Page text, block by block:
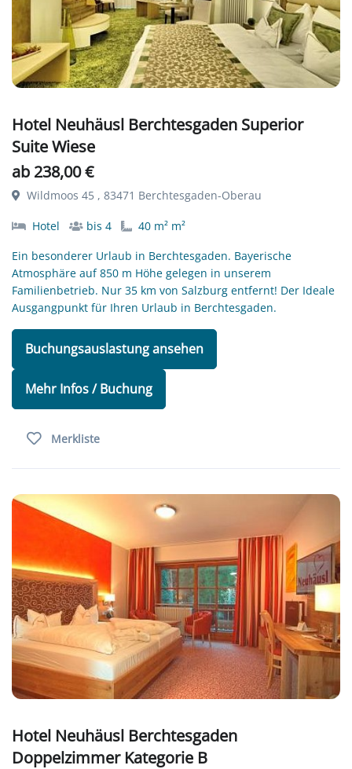
Hotel Neuhäusl Berchtesgaden Superior
Suite Wiese
ab 238,00 €
Wildmoos 45 , 83471 Berchtesgaden-Oberau
Hotel bis 4
40 m² m²
Ein besonderer Urlaub in Berchtesgaden. Bayerische
Atmosphäre auf 850 m Höhe gelegen in unserem
Familienbetrieb. Nur 35 km von Salzburg entfernt! Der Ideale
Ausgangpunkt für Ihren Urlaub in Berchtesgaden.
Buchungsauslastung ansehen
Mehr Infos / Buchung
Merkliste
Hotel Neuhäusl Berchtesgaden
Doppelzimmer Kategorie B